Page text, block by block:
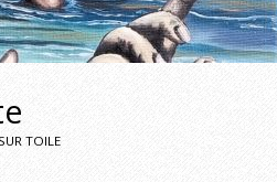
TOILE